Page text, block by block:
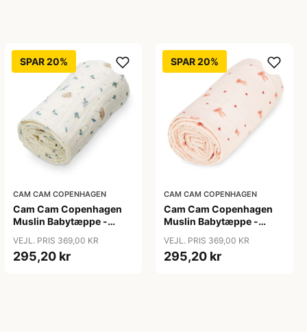
SPAR 20%
CAM CAM COPENHAGEN
Cam Cam Copenhagen
Muslin Babytæppe -
VEJL. PRIS 369,00 KR
295,20 kr
SPAR 20%
CAM CAM COPENHAGEN
Cam Cam Copenhagen
Muslin Babytæppe -
VEJL. PRIS 369,00 KR
295,20 kr